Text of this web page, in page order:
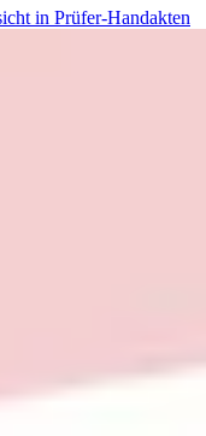
in Prüfer-Handakten